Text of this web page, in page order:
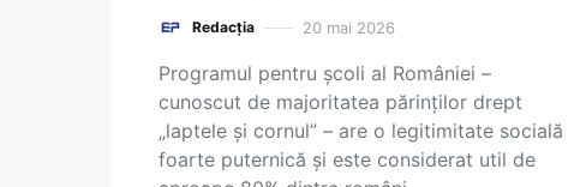
Redacția 20 mai 2026
Programul pentru școli al României –
cunoscut de majoritatea părinților drept
„laptele și cornul” – are o legitimitate socială
foarte puternică și este considerat util de